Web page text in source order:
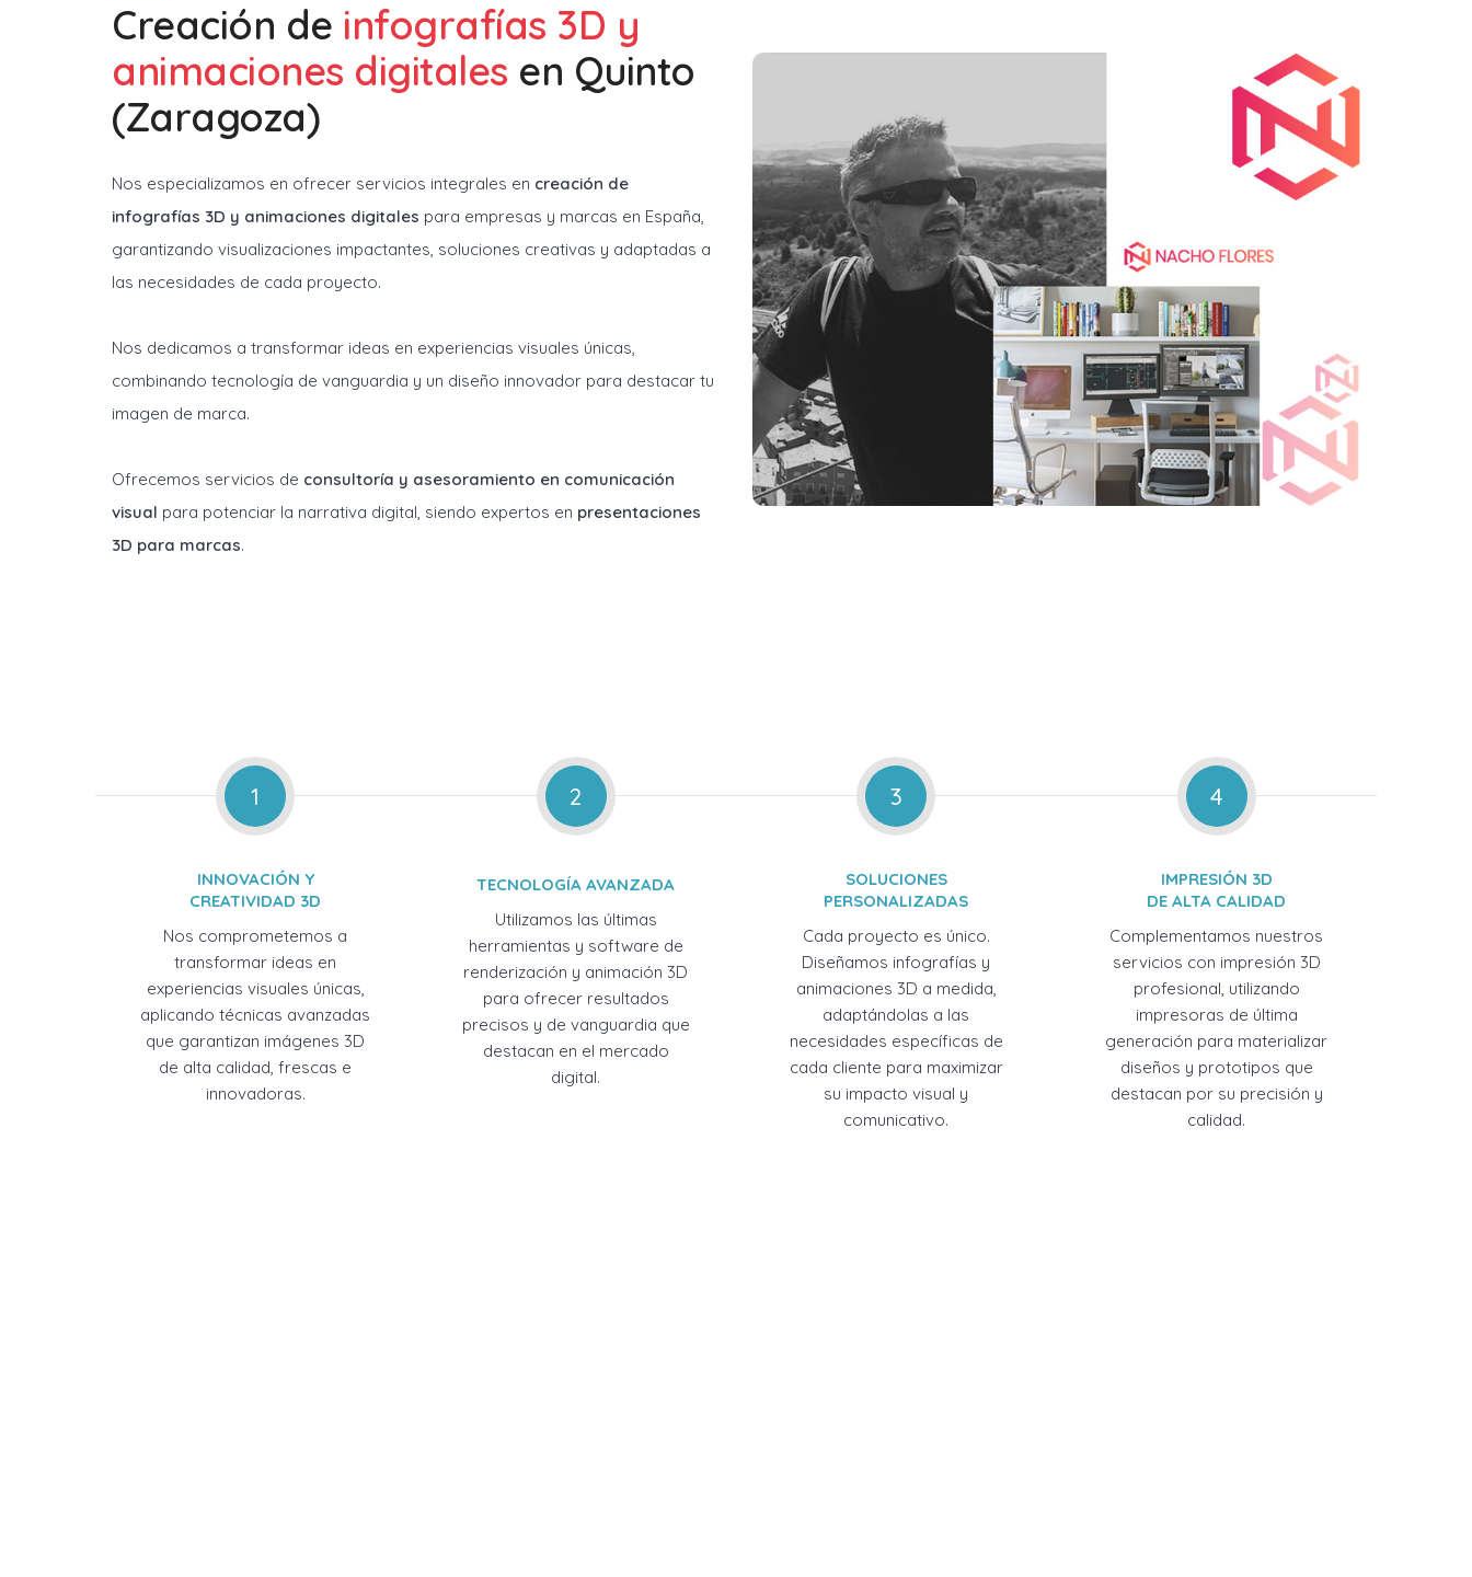
Creación de infografías 3D y
animaciones digitales en Quinto
(Zaragoza)
Nos especializamos en ofrecer servicios integrales en creación de
infografías 3D y animaciones digitales para empresas y marcas en España,
garantizando visualizaciones impactantes, soluciones creativas y adaptadas a
las necesidades de cada proyecto.
Nos dedicamos a transformar ideas en experiencias visuales únicas,
combinando tecnología de vanguardia y un diseño innovador para destacar tu
imagen de marca.
Ofrecemos servicios de consultoría y asesoramiento en comunicación
visual para potenciar la narrativa digital, siendo expertos en presentaciones
3D para marcas.
1
INNOVACIÓN Y
CREATIVIDAD 3D
Nos comprometemos a
transformar ideas en
experiencias visuales únicas,
aplicando técnicas avanzadas
que garantizan imágenes 3D
de alta calidad, frescas e
innovadoras.
2
TECNOLOGÍA AVANZADA
Utilizamos las últimas
herramientas y software de
renderización y animación 3D
para ofrecer resultados
precisos y de vanguardia que
destacan en el mercado
digital.
3
SOLUCIONES
PERSONALIZADAS
Cada proyecto es único.
Diseñamos infografías y
animaciones 3D a medida,
adaptándolas a las
necesidades específicas de
cada cliente para maximizar
su impacto visual y
comunicativo.
4
IMPRESIÓN 3D
DE ALTA CALIDAD
Complementamos nuestros
servicios con impresión 3D
profesional, utilizando
impresoras de última
generación para materializar
diseños y prototipos que
destacan por su precisión y
calidad.